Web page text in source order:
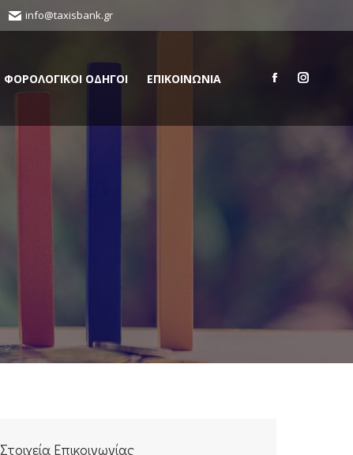
info@taxisbank.gr
ΦΟΡΟΛΟΓΙΚΟΙ ΟΔΗΓΟΙ ΕΠΙΚΟΙΝΩΝΙΑ
Facebook
Στοιχεία Επικοινωνίας